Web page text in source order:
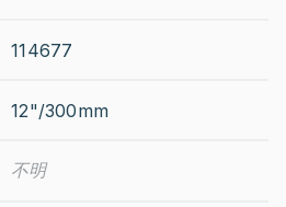
114677
12"/300mm
不明